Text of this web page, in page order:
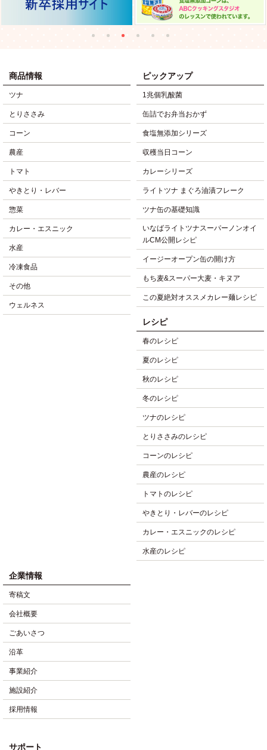
商品情報
ツナ
とりささみ
コーン
農産
トマト
やきとり・レバー
惣菜
カレー・エスニック
水産
冷凍食品
その他
ウェルネス
ピックアップ
1兆個乳酸菌
缶詰でお弁当おかず
食塩無添加シリーズ
収穫当日コーン
カレーシリーズ
ライトツナ まぐろ油漬フレーク
ツナ缶の基礎知識
いなばライトツナスーパーノンオイ
ルCM公開レシピ
イージーオープン缶の開け方
もち麦&スーパー大麦・キヌア
この夏絶対オススメカレー麺レシピ
レシピ
春のレシピ
夏のレシピ
秋のレシピ
冬のレシピ
ツナのレシピ
とりささみのレシピ
コーンのレシピ
農産のレシピ
トマトのレシピ
やきとり・レバーのレシピ
カレー・エスニックのレシピ
水産のレシピ
企業情報
寄稿文
会社概要
ごあいさつ
沿革
事業紹介
施設紹介
採用情報
サポート